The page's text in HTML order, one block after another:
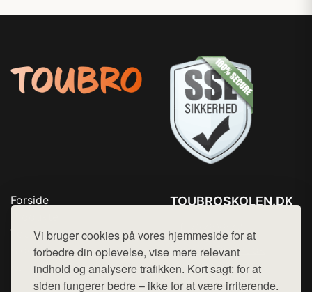
Vi bruger cookies på vores hjemmeside for at
forbedre din oplevelse, vise mere relevant
indhold og analysere trafikken. Kort sagt: for at
siden fungerer bedre – ikke for at være irriterende.
Forside
Top Rabatter
Blog
Kontakt
TOUBROSKOLEN.DK
Mail: hej@want.dk
Cookie- og privatlivspolitik